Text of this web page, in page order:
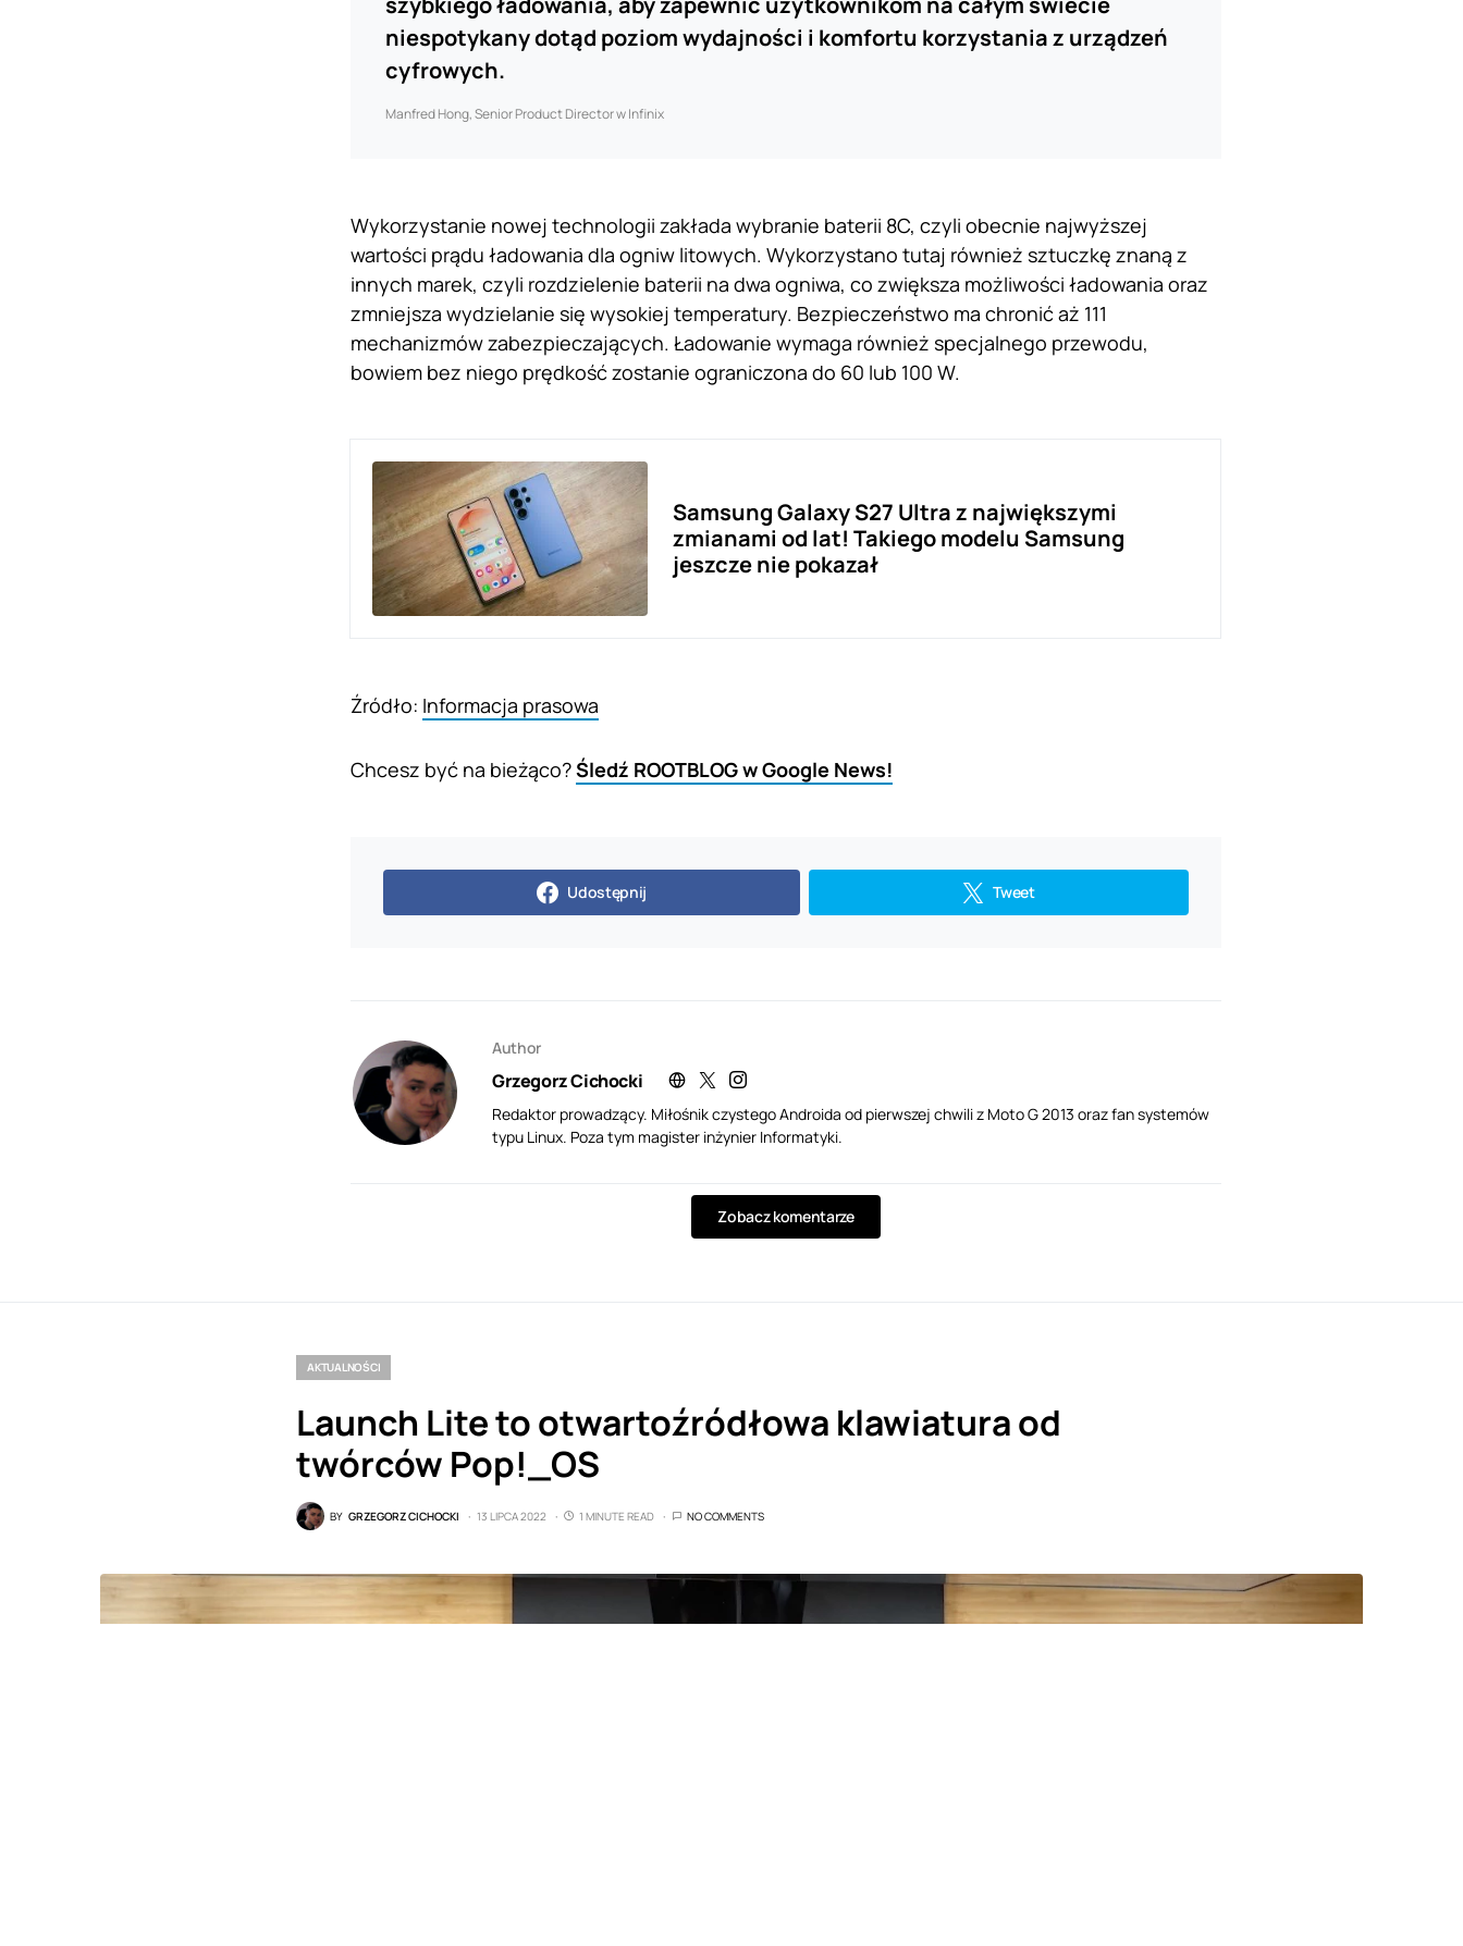
niespotykany dotąd poziom wydajności i komfortu korzystania z urządzeń
cyfrowych.
Manfred Hong, Senior Product Director w Infinix
Wykorzystanie nowej technologii zakłada wybranie baterii 8C, czyli obecnie najwyższej
wartości prądu ładowania dla ogniw litowych. Wykorzystano tutaj również sztuczkę znaną z
innych marek, czyli rozdzielenie baterii na dwa ogniwa, co zwiększa możliwości ładowania oraz
zmniejsza wydzielanie się wysokiej temperatury. Bezpieczeństwo ma chronić aż 111
mechanizmów zabezpieczających. Ładowanie wymaga również specjalnego przewodu,
bowiem bez niego prędkość zostanie ograniczona do 60 lub 100 W.
Samsung Galaxy S27 Ultra z największymi
zmianami od lat! Takiego modelu Samsung
jeszcze nie pokazał
Źródło: Informacja prasowa
Chcesz być na bieżąco?Śledź ROOTBLOG w Google News!
Udostępnij Tweet
Author
Grzegorz Cichocki
Redaktor prowadzący. Miłośnik czystego Androida od pierwszej chwili z Moto G 2013 oraz fan systemów
typu Linux. Poza tym magister inżynier Informatyki.
Zobacz komentarze
AKTUALNOŚCI
Launch Lite to otwartoźródłowa klawiatura od
twórców Pop!_OS
BY GRZEGORZ CICHOCKI 13 LIPCA 2022 1 MINUTE READ NO COMMENTS